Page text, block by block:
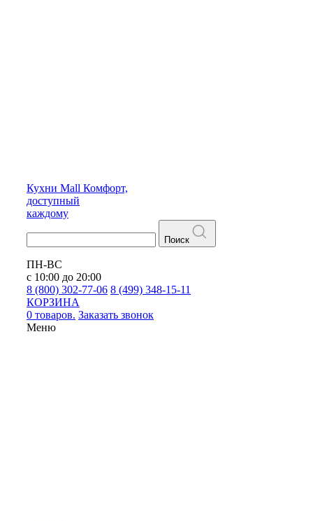
Кухни Mall Комфорт,
доступный
каждому
Поиск
ПН-ВС
с 10:00 до 20:00
8 (800) 302-77-06 8 (499) 348-15-11
КОРЗИНА
0 товаров. Заказать звонок
Меню